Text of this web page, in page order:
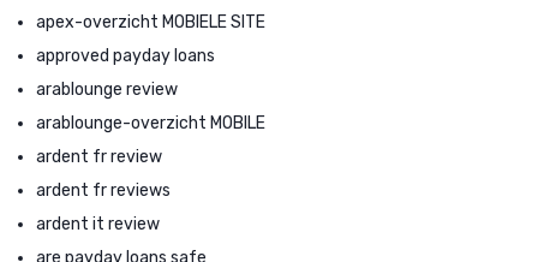
apex-overzicht MOBIELE SITE
approved payday loans
arablounge review
arablounge-overzicht MOBILE
ardent fr review
ardent fr reviews
ardent it review
are payday loans safe